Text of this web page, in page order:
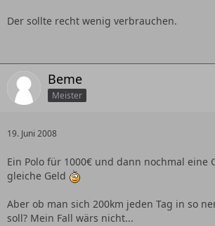
Der sollte recht wenig verbrauchen.
Beme
Meister
19. Juni 2008
Ein Polo für 1000€ und dann nochmal eine
gleiche Geld
Aber ob man sich 200km jeden Tag in so
soll? Mein Fall wärs nicht...